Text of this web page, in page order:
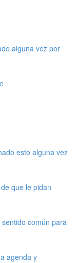
alguna vez por
esto alguna vez
que le pidan
común para
agenda y